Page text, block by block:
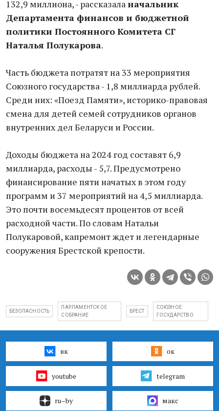
132,9 миллиона, - рассказаланачальник
Департамента финансов и бюджетной
политики Постоянного Комитета СГ
Наталья Полукарова.
Часть бюджета потратят на 33 мероприятия
Союзного государства - 1,8 миллиарда рублей.
Среди них: «Поезд Памяти», историко-правовая
смена для детей семей сотрудников органов
внутренних дел Беларуси и России.
Доходы бюджета на 2024 год составят 6,9
миллиарда, расходы - 5,7. Предусмотрено
финансирование пяти начатых в этом году
программ и 37 мероприятий на 4,5 миллиарда.
Это почти восемьдесят процентов от всей
расходной части. По словам Натальи
Полукаровой, капремонт ждет и легендарные
сооружения Брестской крепости.
БЕЗОПАСНОСТЬ
ПАРЛАМЕНТСКОЕ
СОБРАНИЕ
БРЕСТ
СОЮЗНОЕ
ГОСУДАРСТВО
вк ок
youtube telegram
ru–by макс